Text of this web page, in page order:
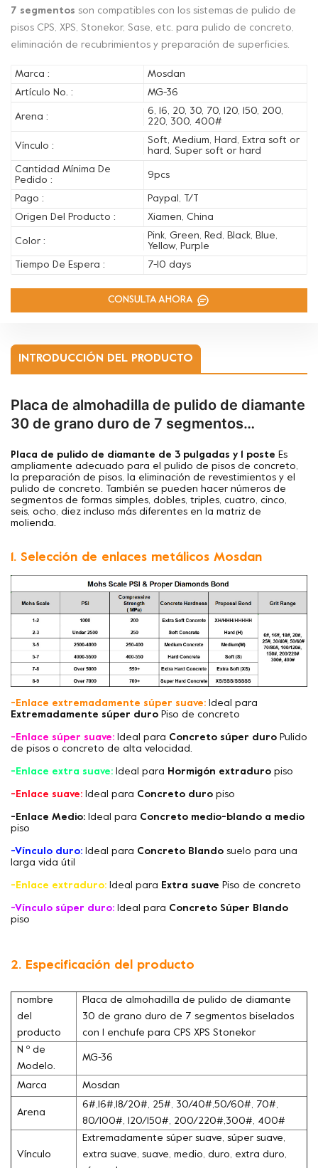
7 segmentos son compatibles con los sistemas de pulido de
pisos CPS, XPS, Stonekor, Sase, etc. para pulido de concreto,
eliminación de recubrimientos y preparación de superficies.
Marca :
Mosdan
Artículo No. :
MG-36
Arena :
6, 16, 20, 30, 70, 120, 150, 200,
220, 300, 400#
Vínculo :
Soft, Medium, Hard, Extra soft or
hard, Super soft or hard
Cantidad Mínima De
Pedido :
9pcs
Pago :
Paypal, T/T
Origen Del Producto :
Xiamen, China
Color :
Pink, Green, Red, Black, Blue,
Yellow, Purple
Tiempo De Espera :
7-10 days
CONSULTA AHORA
INTRODUCCIÓN DEL PRODUCTO
Placa de almohadilla de pulido de diamante
30 de grano duro de 7 segmentos
Stonekor
Placa de pulido de diamante de 3 pulgadas y 1 poste Es
ampliamente adecuado para el pulido de pisos de concreto,
la preparación de pisos, la eliminación de revestimientos y el
pulido de concreto. También se pueden hacer números de
segmentos de formas simples, dobles, triples, cuatro, cinco,
seis, ocho, diez incluso más diferentes en la matriz de
molienda.
1. Selección de enlaces metálicos Mosdan
-Enlace extremadamente súper suave: Ideal para
Extremadamente súper duro Piso de concreto
-Enlace súper suave: Ideal para Concreto súper duro Pulido
de pisos o concreto de alta velocidad.
-Enlace extra suave: Ideal para Hormigón extraduro piso
-Enlace suave: Ideal para Concreto duro piso
-Enlace Medio: Ideal para Concreto medio-blando a medio
piso
-Vínculo duro: Ideal para Concreto Blando suelo para una
larga vida útil
-Enlace extraduro: Ideal para Extra suave Piso de concreto
-Vínculo súper duro: Ideal para Concreto Súper Blando
piso
2. Especificación del producto
nombre
del
producto
Placa de almohadilla de pulido de diamante
30 de grano duro de 7 segmentos biselados
con 1 enchufe para CPS XPS Stonekor
N º de
Modelo.
MG-36
Marca Mosdan
Arena
6#,16#,18/20#, 25#, 30/40#,50/60#, 70#,
80/100#, 120/150#, 200/220#,300#, 400#
Vínculo
Extremadamente súper suave, súper suave,
extra suave, suave, medio, duro, extra duro,